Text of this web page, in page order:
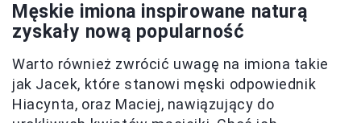
Męskie imiona inspirowane naturą
zyskały nową popularność
Warto również zwrócić uwagę na imiona takie
jak Jacek, które stanowi męski odpowiednik
Hiacynta, oraz Maciej, nawiązujący do